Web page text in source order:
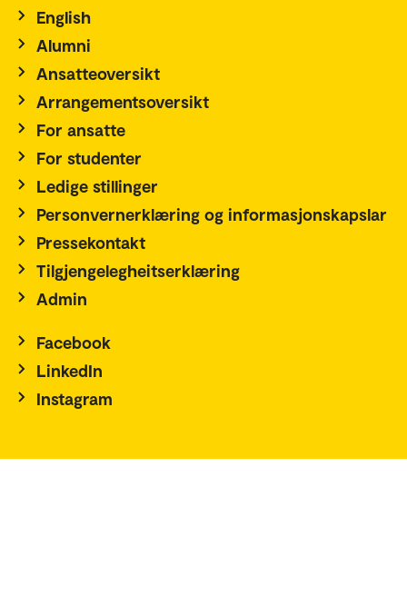
English
Alumni
Ansatteoversikt
Arrangementsoversikt
For ansatte
For studenter
Ledige stillinger
Personvernerklæring og informasjonskapslar
Pressekontakt
Tilgjengelegheitserklæring
Admin
Facebook
LinkedIn
Instagram